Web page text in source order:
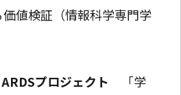
価値検証（情報科学専門学
プロジェクト 「学